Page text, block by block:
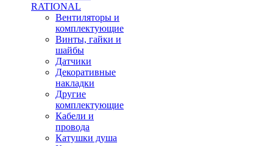
RATIONAL
Вентиляторы и
комплектующие
Винты, гайки и
шайбы
Датчики
Декоративные
накладки
Другие
комплектующие
Кабели и
провода
Катушки душа